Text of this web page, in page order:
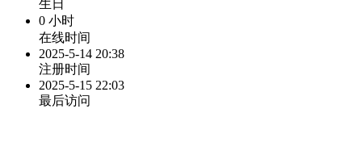
生日
0 小时
在线时间
2025-5-14 20:38
注册时间
2025-5-15 22:03
最后访问